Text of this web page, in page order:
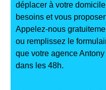
déplacer à votre
besoins et vous
Appelez-nous
ou remplissez le
que votre agence
dans les 48h.